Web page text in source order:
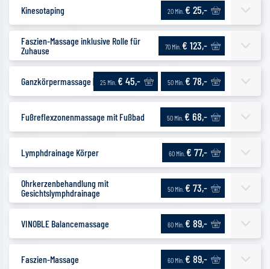
Kinesotaping 20 Min. € 25,-
Faszien-Massage inklusive Rolle für
Zuhause
70 Min. € 123,-
Ganzkörpermassage | Sportlich
25 Min. € 45,- 50 Min. € 78,-
Fußreflexzonenmassage mit Fußbad 50 Min. € 68,-
Lymphdrainage Körper 60 Min. € 77,-
Ohrkerzenbehandlung mit
Gesichtslymphdrainage
50 Min. € 73,-
VINOBLE Balancemassage 60 Min. € 89,-
Faszien-Massage 60 Min. € 89,-